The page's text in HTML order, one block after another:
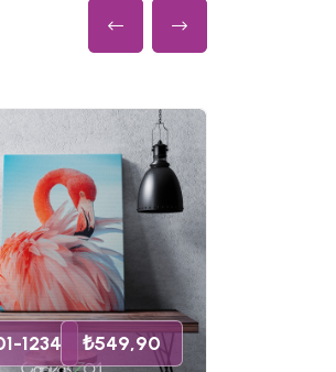
1234 ₺549,90